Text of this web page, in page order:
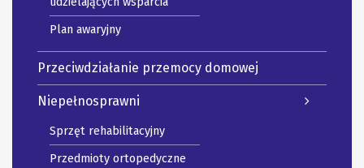
Plan awaryjny
Przeciwdziałanie przemocy domowej
Niepełnosprawni
Sprzęt rehabilitacyjny
Przedmioty ortopedyczne